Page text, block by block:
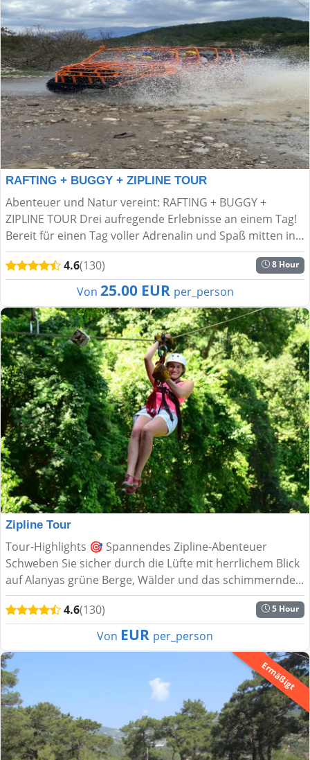
RAFTING + BUGGY + ZIPLINE TOUR
Abenteuer und Natur vereint: RAFTING + BUGGY +
ZIPLINE TOUR Drei aufregende Erlebnisse an einem Tag!
Bereit für einen Tag voller Adrenalin und Spaß mitten in
der Natur? Wenn gewöhnliche Touren nicht dein Ding
sind...
4.6(130) 8 Hour
Von 25.00 EUR per_person
Zipline Tour
Tour-Highlights 🎯 Spannendes Zipline-Abenteuer
Schweben Sie sicher durch die Lüfte mit herrlichem Blick
auf Alanyas grüne Berge, Wälder und das schimmernde
Mittelmeer....
4.6(130) 5 Hour
Von EUR per_person
Ermäßigt